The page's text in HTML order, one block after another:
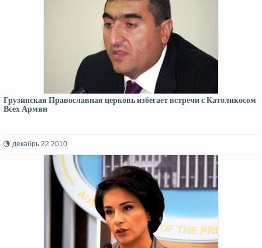
Грузинская Православная церковь избегает встречи с Католикосом
Всех Армян
декабрь 22 2010